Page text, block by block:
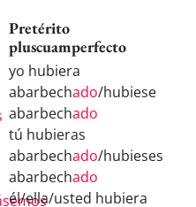
Pretérito
pluscuamperfecto
yo hubiera
abarbechado/hubiese
abarbechado
tú hubieras
abarbechado/hubieses
abarbechado
él/ella/usted hubiera